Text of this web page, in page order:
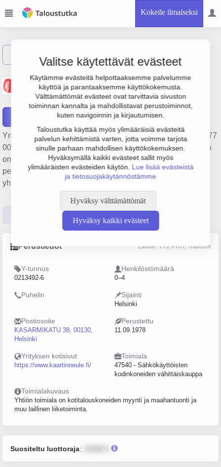
Kokeile ilmaiseksi
Valitse käytettävät evästeet
Käytämme evästeitä helpottaaksemme palvelumme
käyttöä ja parantaaksemme käyttökokemusta.
Välttämättömät evästeet ovat tarvittavia sivuston
toiminnan kannalta ja mahdollistavat perustoiminnot,
kuten navigoinnin ja kirjautumisen.
Taloustutka käyttää myös ylimääräisiä evästeitä
palvelun kehittämistä varten, jotta voimme tarjota
sinulle parhaan mahdollisen käyttökokemuksen.
Hyväksymällä kaikki evästeet sallit myös
ylimääräisten evästeiden käytön. Lue lisää evästeistä
ja tietosuojakäytännöstämme
Hyväksy välttämättömät
Hyväksy kaikki evästeet
Kaartin neule- ja
Ompelukone Oy
Yrityksen Kaartin neule- ja Ompelukone Oy liikevaihto on 477
000 €, tulos 79 000 € ja henkilöstömäärä 1. Sen päätoimiala
on Sähkökäyttöisten kodinkoneiden vähittäiskauppa,
perustamisvuosi 1978 ja sijainti Helsinki. Yrityksen
yhtiömuoto Osakeyhtiö (OY).
Päättäjätiedot
Perustiedot Lähde: YTJ, PRH, Traficom
Y-tunnus
0213492-6
Henkilöstömäärä
0–4
Puhelin Sijainti
Helsinki
Postiosoite
KASARMIKATU 38, 00130,
Helsinki
Perustettu
11.09.1978
Yrityksen kotisivut
https://www.kaartinneule.fi/
Toimiala
47540 - Sähkökäyttöisten
kodinkoneiden vähittäiskauppa
Toimialakuvaus
Yhtiön toimiala on kotitalouskoneiden myynti ja maahantuonti ja
muu laillinen liiketoiminta.
Suositeltu luottoraja: